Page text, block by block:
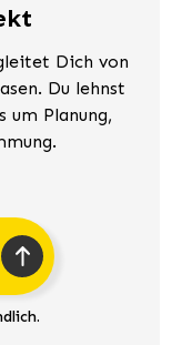
Dich von
Du lehnst
um Planung,